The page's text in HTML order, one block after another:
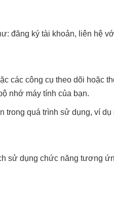
đăng ký tài khoản, liên hệ
các công cụ theo dõi hoặc
nhớ máy tính của bạn.
trong quá trình sử dụng, ví
sử dụng chức năng tương